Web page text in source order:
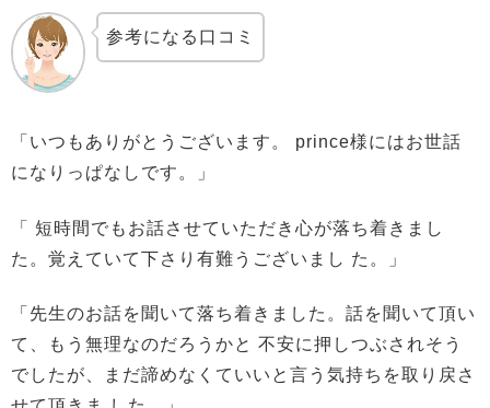
参考になる口コミ
「いつもありがとうございます。 prince様にはお世話
になりっぱなしです。」
「 短時間でもお話させていただき心が落ち着きまし
た。覚えていて下さり有難うございまし た。」
「先生のお話を聞いて落ち着きました。話を聞いて頂い
て、もう無理なのだろうかと 不安に押しつぶされそう
でしたが、まだ諦めなくていいと言う気持ちを取り戻さ